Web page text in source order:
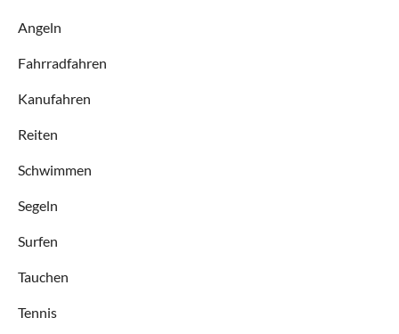
Angeln
Fahrradfahren
Kanufahren
Reiten
Schwimmen
Segeln
Surfen
Tauchen
Tennis